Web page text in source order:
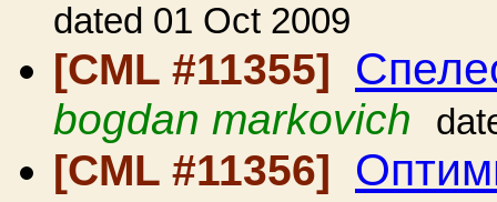
dated 01 Oct 2009
[CML #11355]
bogdan markovich
[CML #11356]